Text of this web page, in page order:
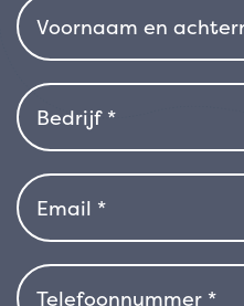
spreidende structuur
bladeren. De plant
cm hoog, met een
behoudt een
omstandigheden kan
zomer bloeien met
roodbruine
sierteelt blijft het blad